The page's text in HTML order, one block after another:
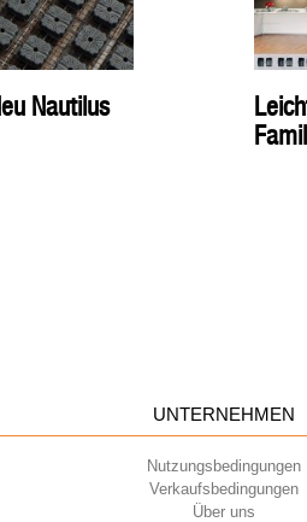
Nautilus
UNTERNEHMEN
Nutzungsbedingungen
Verkaufsbedingungen
Über uns